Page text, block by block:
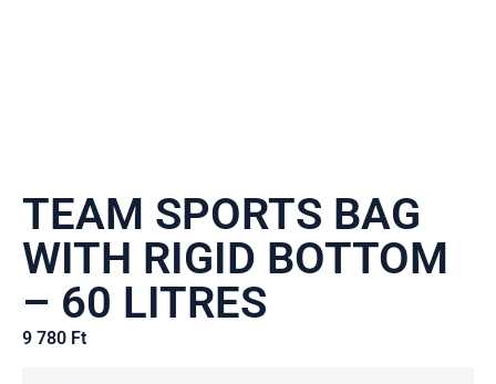
TEAM SPORTS BAG
WITH RIGID BOTTOM
– 60 LITRES
9 780 Ft